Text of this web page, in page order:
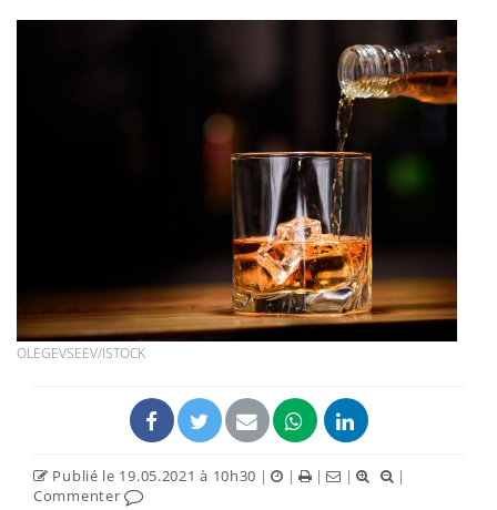
OLEGEVSEEV/ISTOCK
Publié le 19.05.2021 à 10h30 | | | |
|
Commenter